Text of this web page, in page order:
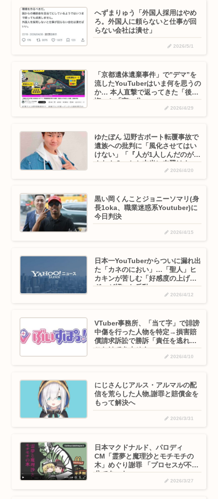
へずまりゅう「外国人採用はやめ
ろ。外国人に頼らないと仕事が回
らない会社は潰せ」
2026/5/1
「京都遺体遺棄事件」で”デマ”を
流したYouTuberはいま何を思うの
か… 本人直撃で返ってきた「後
悔」と「言い分」
2026/4/29
ゆたぼん 辺野古ボート転覆事故で
遺族への批判に「風化させてはい
けない」「『人が1人しんだのがな
んなん？』とか本当に左翼はク
2026/4/20
黒い岡くんことジョニーソマリ(身
長1oka、職業迷惑系Youtuber)に
今日判決
2026/4/15
日本一YouTuberからついに漏れ出
た「カネのにおい」…「聖人」ヒ
カキンが苦しむ「好感度の上げす
ぎ」が招いた反動
2026/4/12
VTuber事務所、「当て字」で誹謗
中傷を行った人物を特定→損害賠
償請求訴訟で勝訴「責任を逃れる
ことはできません」
2026/4/10
にじさんじアルス・アルマルの配
信を荒らした人物,謝罪と賠償金を
もって解決へ
2026/3/31
日本マクドナルド、パロディ
CM「霊夢と魔理沙とモチモチの
木」めぐり謝罪 「プロセスが不十
分であった」
2026/3/27